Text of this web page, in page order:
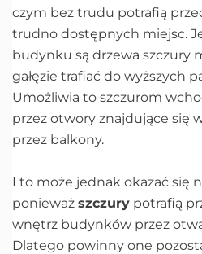
czym bez trudu potrafią
trudno dostępnych miejsc.
budynku są drzewa szczury
gałęzie trafiać do wyższych
Umożliwia to szczurom
przez otwory znajdujące się
przez balkony.
I to może jednak okazać się
ponieważ szczury potrafią
wnętrz budynków przez
Dlatego powinny one